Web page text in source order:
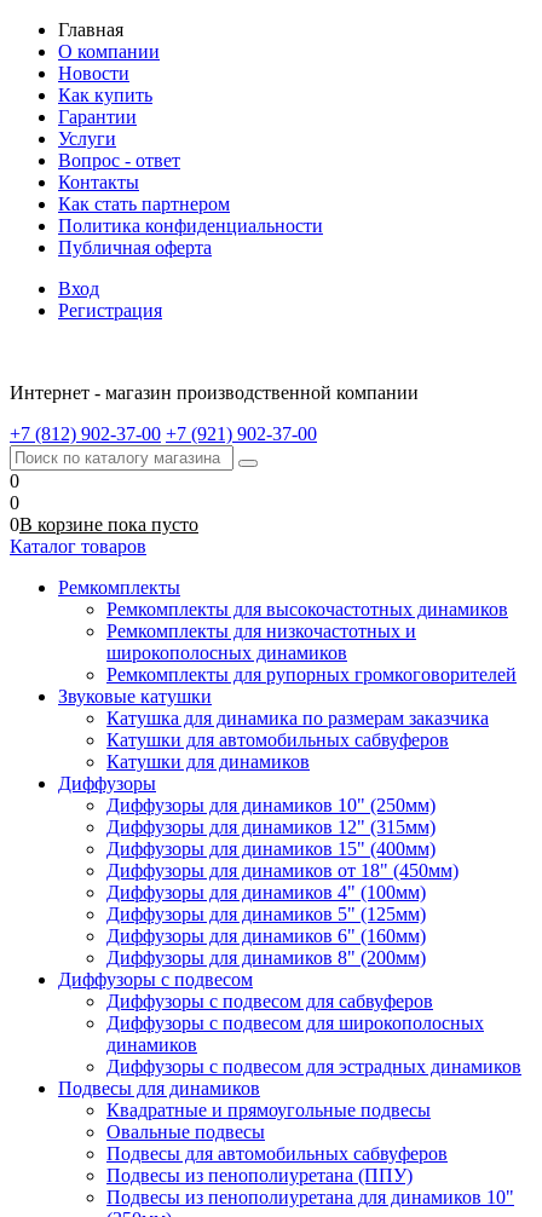
Главная
О компании
Новости
Как купить
Гарантии
Услуги
Вопрос - ответ
Контакты
Как стать партнером
Политика конфиденциальности
Публичная оферта
Вход
Регистрация
Интернет - магазин производственной компании
+7 (812) 902-37-00 +7 (921) 902-37-00
0
0
0В корзине пока пусто
Каталог товаров
Ремкомплекты
Ремкомплекты для высокочастотных динамиков
Ремкомплекты для низкочастотных и
широкополосных динамиков
Ремкомплекты для рупорных громкоговорителей
Звуковые катушки
Катушка для динамика по размерам заказчика
Катушки для автомобильных сабвуферов
Катушки для динамиков
Диффузоры
Диффузоры для динамиков 10" (250мм)
Диффузоры для динамиков 12" (315мм)
Диффузоры для динамиков 15" (400мм)
Диффузоры для динамиков от 18" (450мм)
Диффузоры для динамиков 4" (100мм)
Диффузоры для динамиков 5" (125мм)
Диффузоры для динамиков 6" (160мм)
Диффузоры для динамиков 8" (200мм)
Диффузоры с подвесом
Диффузоры с подвесом для сабвуферов
Диффузоры с подвесом для широкополосных
динамиков
Диффузоры с подвесом для эстрадных динамиков
Подвесы для динамиков
Квадратные и прямоугольные подвесы
Овальные подвесы
Подвесы для автомобильных сабвуферов
Подвесы из пенополиуретана (ППУ)
Подвесы из пенополиуретана для динамиков 10"